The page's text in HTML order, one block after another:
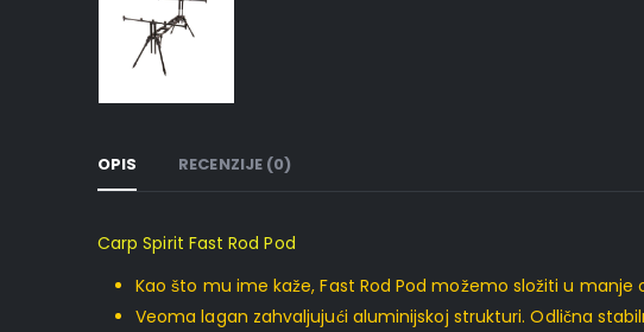
OPIS RECENZIJE (0)
Carp Spirit Fast Rod Pod
Kao što mu ime kaže, Fast Rod Pod možemo složiti u
Veoma lagan zahvaljujući aluminijskoj strukturi. Odlična